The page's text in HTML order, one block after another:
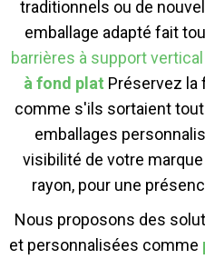
traditionnels ou de
emballage adapté fait
barrières à support vertical
à fond plat Préservez la
comme s'ils sortaient
emballages
visibilité de votre
rayon, pour une
Nous proposons des
et personnalisées comme